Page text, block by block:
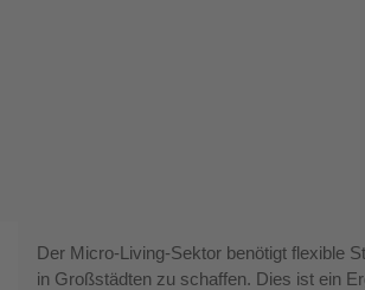
Die Neuausgabe der DIN 276:2018-12
Hochbauten sollen auch die Kosten von
Freianlagen in einem einheitlichen
Flexible
Stellplatzregelungen
Micro-Living: Flexible
Der Micro-Living-Sektor benötigt flexible
in Großstädten zu schaffen. Dies ist ein